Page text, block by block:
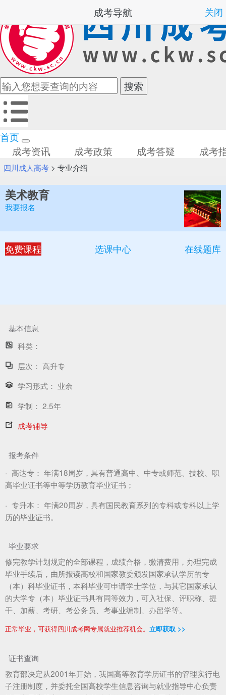
首页
成考资讯
成考政策 成考答疑 成考
四川成人高考> 专业介绍
美术教育
我要报名
免费课程 选课中心 在线题库
基本信息
科类：
层次： 高升专
学习形式： 业余
学制： 2.5年
成考辅导
报考条件
· 高达专： 年满18周岁，具有普通高中、中专或师范、技校、职
高毕业证书等中等学历教育毕业证书；
· 专升本： 年满20周岁，具有国民教育系列的专科或专科以上学
历的毕业证书。
毕业要求
修完教学计划规定的全部课程，成绩合格，缴清费用，办理完成
毕业手续后，由所报读高校和国家教委颁发国家承认学历的专
（本）科毕业证书，本科毕业可申请学士学位，与其它国家承认
的大学专（本）毕业证书具有同等效力，可入社保、评职称、提
干、加薪、考研、考公务员、考事业编制、办留学等。
正常毕业，可获得四川成考网专属就业推荐机会。 立即获取 >>
证书查询
教育部决定从2001年开始，我国高等教育学历证书的管理实行电
子注册制度，并委托全国高校学生信息咨询与就业指导中心负责
成考导航 关闭